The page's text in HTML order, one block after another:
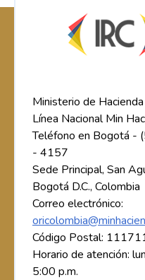
Ministerio de
Línea Nacional Min
Teléfono en Bogotá
- 4157
Sede Principal, San
Bogotá D.C., Colombia
Correo electrónico:
Código Postal:
Horario de atención:
5:00 p.m.